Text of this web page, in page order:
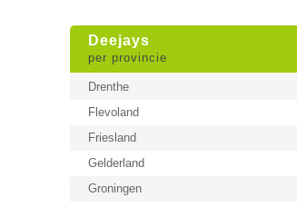
Deejays
per provincie
Drenthe
Flevoland
Friesland
Gelderland
Groningen